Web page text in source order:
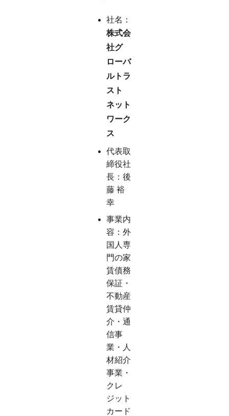
社名：
株式会
社グ
ローバ
ルトラ
スト
ネット
ワーク
ス
代表取
締役社
長：後
藤 裕
幸
事業内
容：外
国人専
門の家
賃債務
保証・
不動産
賃貸仲
介・通
信事
業・人
材紹介
事業・
クレ
ジット
カード